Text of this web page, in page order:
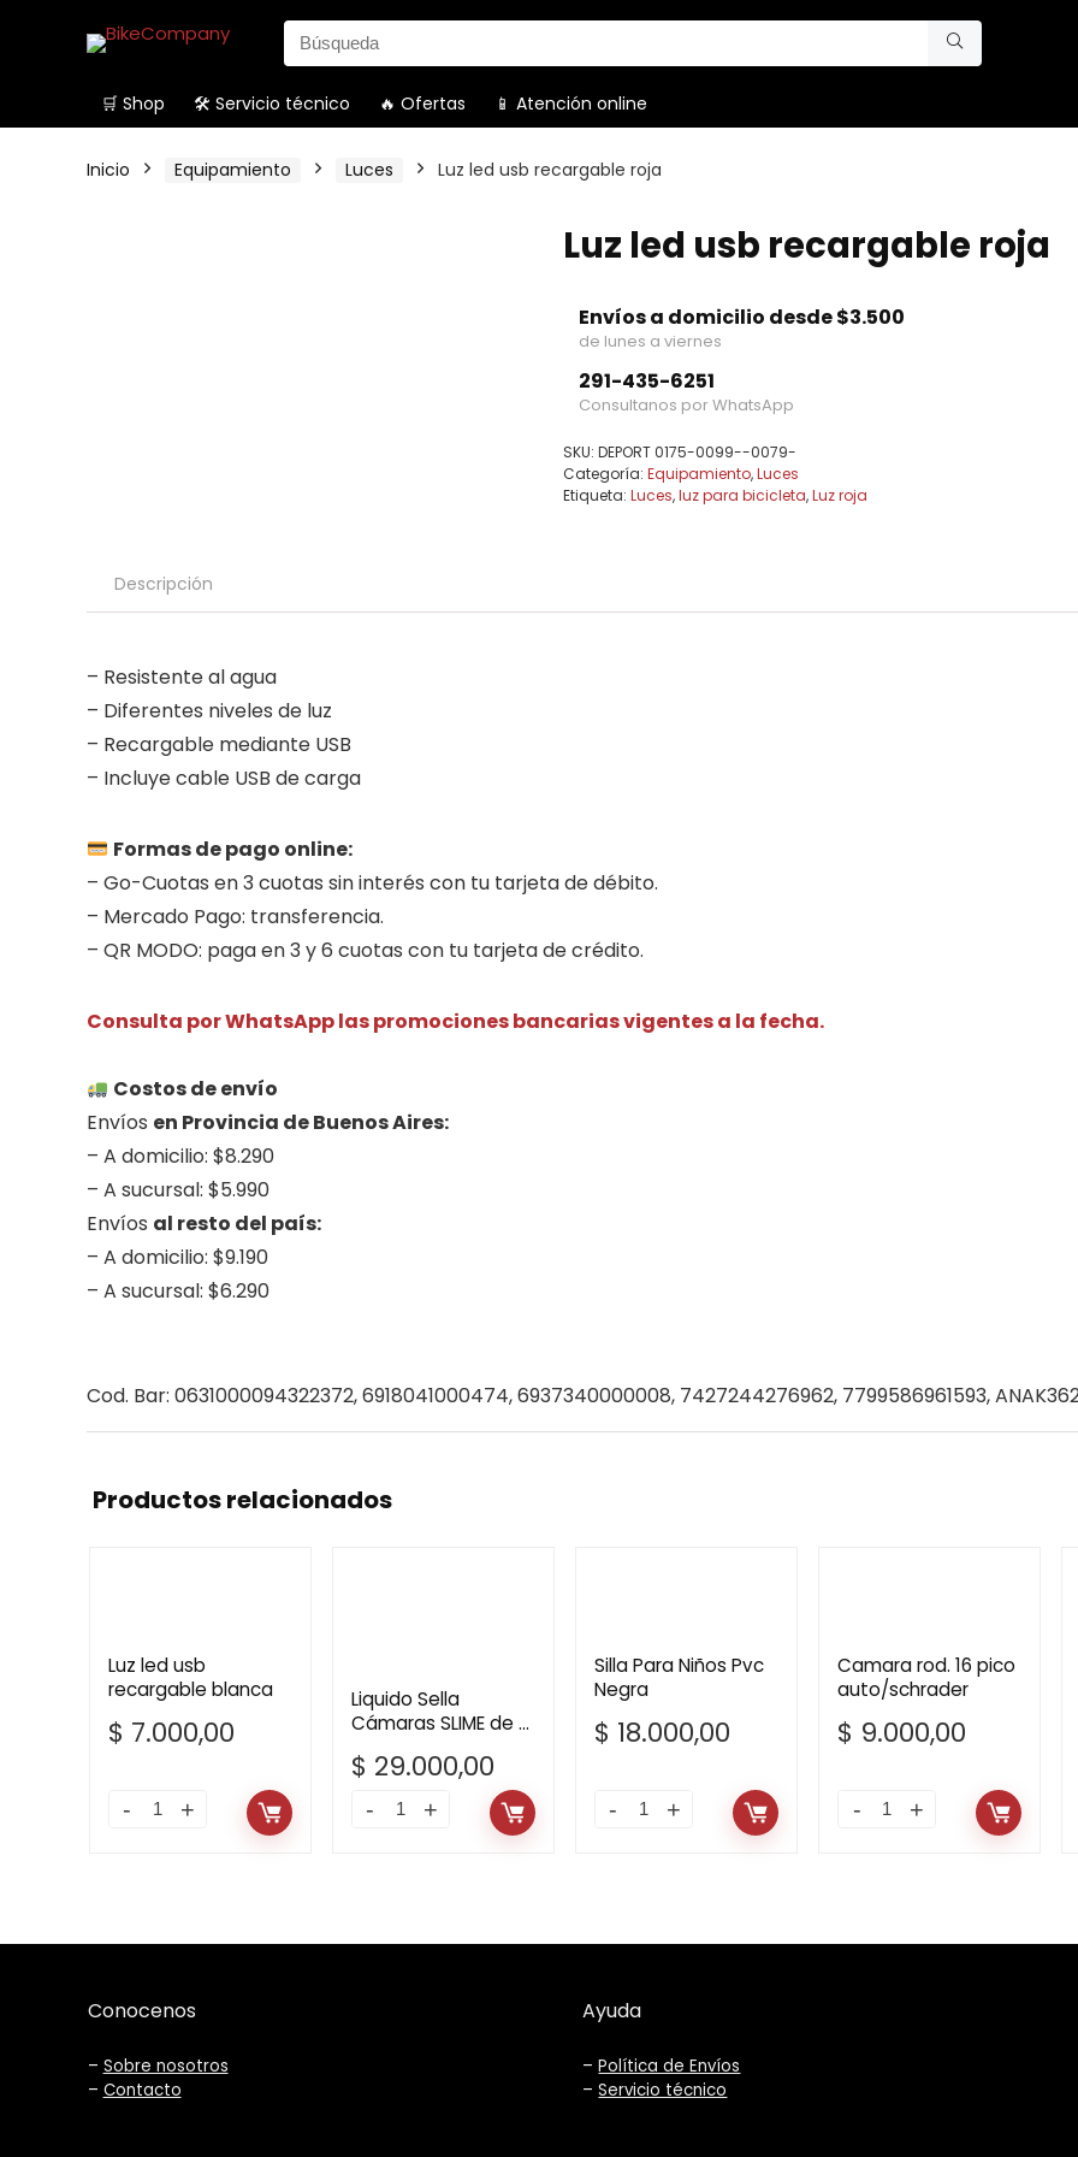
Search
for:
🛒 Shop 🛠️ Servicio técnico 🔥 Ofertas 📱 Atención online
Inicio Equipamiento Luces Luz led usb recargable roja
Luz led usb recargable roja
Envíos a domicilio desde $3.500
de lunes a viernes
291-435-6251
Consultanos por WhatsApp
SKU: DEPORT 0175-0099--0079-
Categoría: Equipamiento,Luces
Etiqueta: Luces,luz para bicicleta,Luz roja
Descripción
– Resistente al agua
– Diferentes niveles de luz
– Recargable mediante USB
– Incluye cable USB de carga
Formas de pago online:
– Go-Cuotas en 3 cuotas sin interés con tu tarjeta de débito.
– Mercado Pago: transferencia.
– QR MODO: paga en 3 y 6 cuotas con tu tarjeta de crédito.
Consulta por WhatsApp las promociones bancarias vigentes a la fecha.
Costos de envío
Envíos en Provincia de Buenos Aires:
– A domicilio: $8.290
– A sucursal: $5.990
Envíos al resto del país:
– A domicilio: $9.190
– A sucursal: $6.290
Cod. Bar: 0631000094322372, 6918041000474, 6937340000008, 7427244276962, 7799586961593,
Productos relacionados
Luz led usb
recargable blanca
$ 7.000,00
Liquido Sella
Cámaras SLIME de 8
$ 29.000,00
Silla Para Niños Pvc
Negra
$ 18.000,00
Camara rod. 16 pico
auto/schrader
$ 9.000,00
Conocenos
– Sobre nosotros
– Contacto
Ayuda
–Política de Envíos
–Servicio técnico